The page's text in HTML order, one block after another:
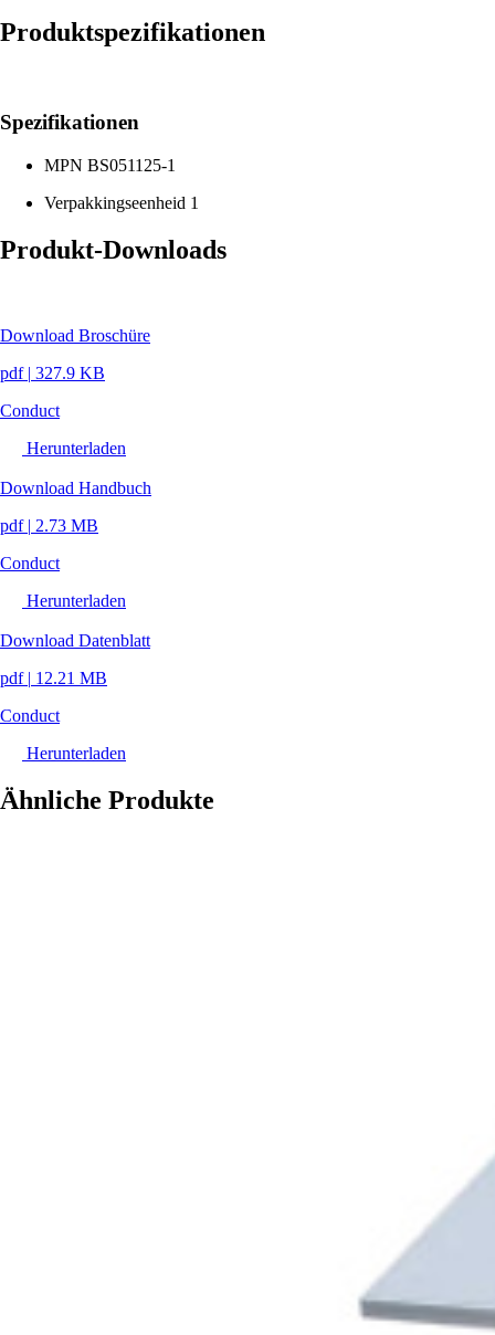
Produktspezifikationen
Spezifikationen
MPN BS051125-1
Verpakkingseenheid 1
Produkt-Downloads
Download Broschüre
pdf | 327.9 KB
Conduct
Herunterladen
Download Handbuch
pdf | 2.73 MB
Conduct
Herunterladen
Download Datenblatt
pdf | 12.21 MB
Conduct
Herunterladen
Ähnliche Produkte